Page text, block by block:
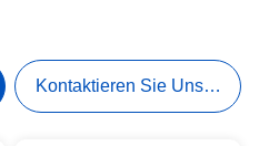
Kontaktieren Sie Uns Jetzt